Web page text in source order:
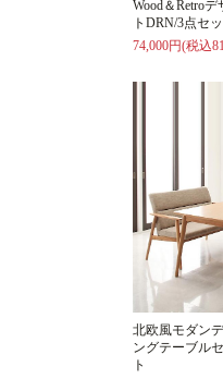
Wood＆Retro
トDRN/3点セ
74,000円(税込
北欧風モダン
ングテーブル
ト